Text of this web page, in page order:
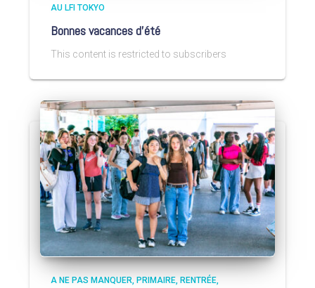
AU LFI TOKYO
Bonnes vacances d’été
This content is restricted to subscribers
A NE PAS MANQUER PRIMAIRE RENTRÉE